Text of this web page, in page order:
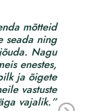
mõtteid
seada ning
Nagu
enestes,
ja õigete
vastuste
vajalik.”